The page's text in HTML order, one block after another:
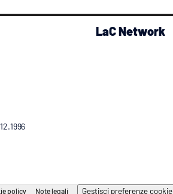
LaC Network
policy Note legali Gestisci preferenze cookie